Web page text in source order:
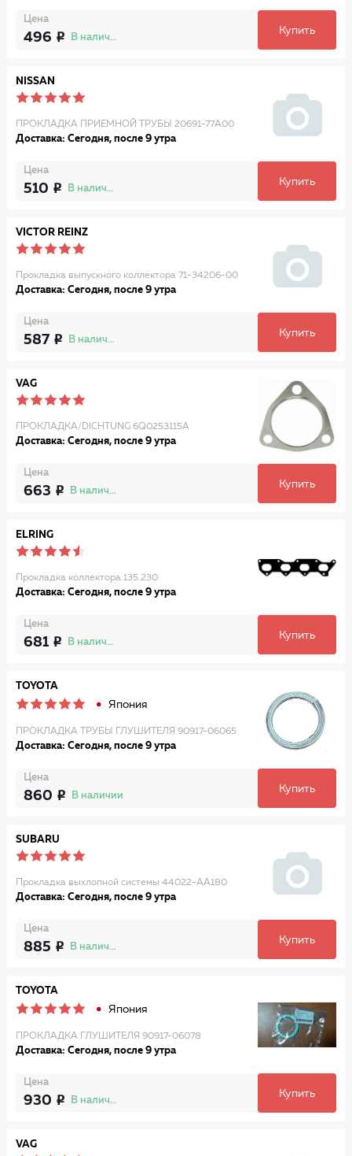
Цена
496 В наличии
Купить
NISSAN
ПРОКЛАДКА ПРИЕМНОЙ ТРУБЫ 20691-77A00
Доставка: Сегодня, после 9 утра
Цена
510 В наличии
Купить
VICTOR REINZ
Прокладка выпускного коллектора 71-34206-00
Доставка: Сегодня, после 9 утра
Цена
587 В наличии
Купить
VAG
ПРОКЛАДКА/DICHTUNG 6Q0253115A
Доставка: Сегодня, после 9 утра
Цена
663 В наличии
Купить
ELRING
Прокладка коллектора 135.230
Доставка: Сегодня, после 9 утра
Цена
681 В наличии
Купить
TOYOTA
Япония
ПРОКЛАДКА ТРУБЫ ГЛУШИТЕЛЯ 90917-06065
Доставка: Сегодня, после 9 утра
Цена
860 В наличии
Купить
SUBARU
Прокладка выхлопной системы 44022-AA180
Доставка: Сегодня, после 9 утра
Цена
885 В наличии
Купить
TOYOTA
Япония
ПРОКЛАДКА ГЛУШИТЕЛЯ 90917-06078
Доставка: Сегодня, после 9 утра
Цена
930 В наличии
Купить
VAG